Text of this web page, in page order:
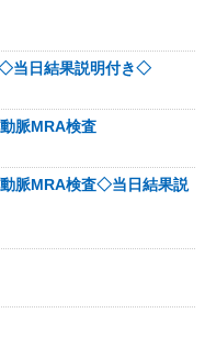
当日結果説明付き◇
脈MRA検査
脈MRA検査◇当日結果説